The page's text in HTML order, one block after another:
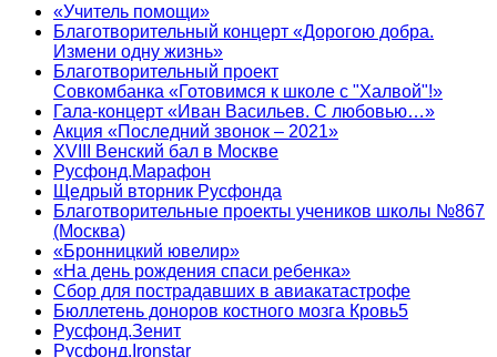
«Учитель помощи»
Благотворительный концерт «Дорогою добра.
Измени одну жизнь»
Благотворительный проект
Совкомбанка «Готовимся к школе с "Халвой"!»
Гала-концерт «Иван Васильев. С любовью…»
Акция «Последний звонок – 2021»
XVIII Венский бал в Москве
Русфонд.Марафон
Щедрый вторник Русфонда
Благотворительные проекты учеников школы №867
(Москва)
«Бронницкий ювелир»
«На день рождения спаси ребенка»
Сбор для пострадавших в авиакатастрофе
Бюллетень доноров костного мозга Кровь5
Русфонд.Зенит
Русфонд.Ironstar